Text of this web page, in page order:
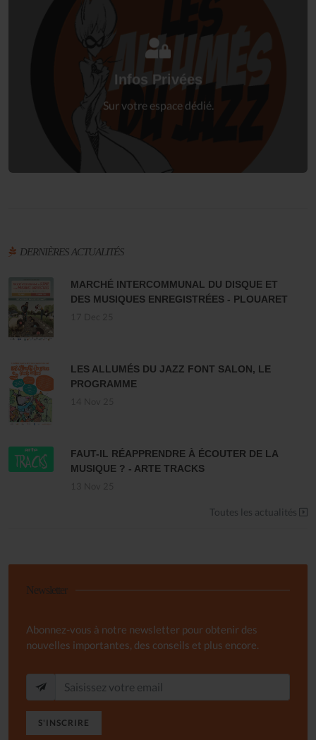
Infos Privées
Sur votre espace dédié.
Connectez-vous
DERNIÈRES ACTUALITÉS
MARCHÉ INTERCOMMUNAL DU DISQUE ET
DES MUSIQUES ENREGISTRÉES - PLOUARET
LES ALLUMÉS DU JAZZ FONT SALON, LE
PROGRAMME
FAUT-IL RÉAPPRENDRE À ÉCOUTER DE LA
MUSIQUE ? - ARTE TRACKS
Toutes les actualités
Newsletter
Abonnez-vous à notre newsletter pour obtenir des
nouvelles importantes, des conseils et plus encore.
S'INSCRIRE